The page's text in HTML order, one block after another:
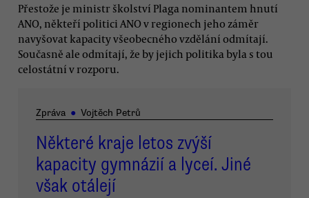
Přestože je ministr školství Plaga nominantem hnutí
ANO, někteří politici ANO v regionech jeho záměr
navyšovat kapacity všeobecného vzdělání odmítají.
Současně ale odmítají, že by jejich politika byla s tou
celostátní v rozporu.
Zpráva ● Vojtěch Petrů
Některé kraje letos zvýší
kapacity gymnázií a lyceí. Jiné
však otálejí